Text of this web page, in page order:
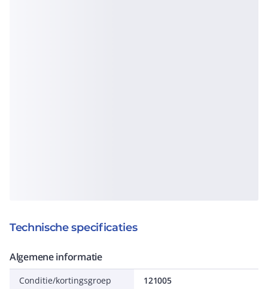
Technische specificaties
Algemene informatie
Conditie/kortingsgroep 121005